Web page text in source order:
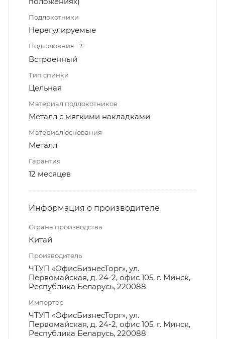
Подлокотники
Нерегулируемые
Подголовник ?
Встроенный
Тип спинки
Цельная
Материал подлокотников
Металл с мягкими накладками
Материал основания
Металл
Гарантия
12 месяцев
Информация о производителе
Страна производства
Китай
Производитель
ЧТУП «ОфисБизнесТорг», ул.
Первомайская, д. 24-2, офис 105, г. Минск,
Республика Беларусь, 220088
Импортер
ЧТУП «ОфисБизнесТорг», ул.
Первомайская, д. 24-2, офис 105, г. Минск,
Республика Беларусь, 220088